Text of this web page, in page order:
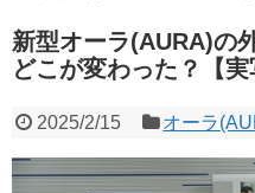
新型オーラ(AURA)の
どこが変わった？【実
2025/2/15 オーラ